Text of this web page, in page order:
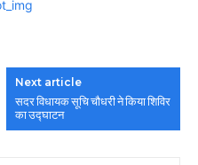
Next article
सदर विधायक सूचि चौधरी ने किया शिविर
का उद्घाटन